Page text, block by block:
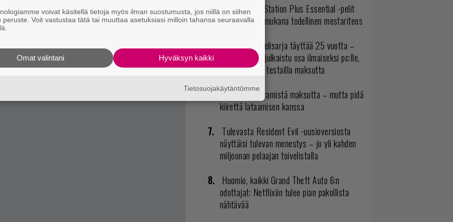
tästä.
Elokuun PlayStation Plus Essential -pelit
ilmestyivät – mukana todellinen mestariteos
Rakastettu pelisarja täyttää 25 vuotta –
vuonna 2012 julkaistu osa ilmaiseksi pc:lle,
muita osia voi testailla maksutta
Loistopeli Steamistä maksutta – mutta pidä
kiirettä lataamisen kanssa
Tulevasta Resident Evil -uusioversiosta
näyttäisi tulevan menestys – jo yli kahden
miljoonan pelaajan toivelistalla
Huomio, kaikki Grand Theft Auto 6:n
odottajat: Netflixiin tulee pian pakollista
nähtävää
voivat käsitellä tietoja myös ilman suostumusta, jos niillä on siihen
peruste. Voit vastustaa tätä tai muuttaa asetuksiasi milloin tahansa seuraavalla
Hyväksyn kaikki
Omat valintani
Tietosuojakäytäntömme